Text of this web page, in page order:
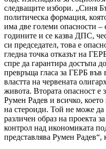
следващите избори. „Синя
политическа формация,
има две големи опасности –
годините и се казва ДПС,
си председател, това е
гледна точка отказът на
спре да гарантира достъпа
превръща гласа за ГЕРБ
властта на червената
живота. Втората опасност е
Румен Радев и всичко,
на стероиди. Той не може да
различен образ на проекта
контрол над икономиката
представлява Румен